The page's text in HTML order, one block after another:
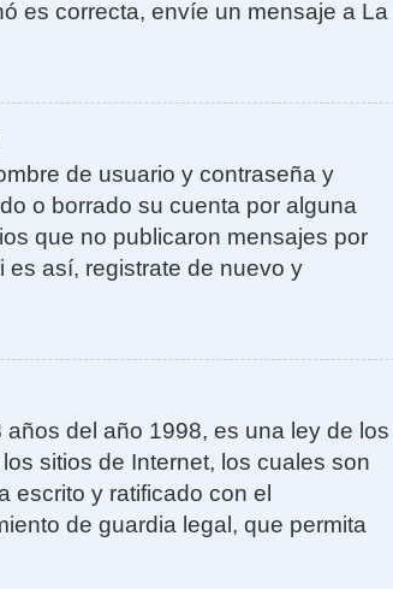
es correcta, envíe un mensaje a La
de usuario y contraseña y
o borrado su cuenta por alguna
que no publicaron mensajes por
es así, registrate de nuevo y
del año 1998, es una ley de los
sitios de Internet, los cuales son
escrito y ratificado con el
de guardia legal, que permita